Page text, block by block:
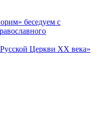
беседуем с
Церкви ХХ века»